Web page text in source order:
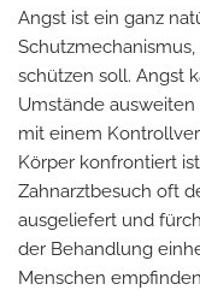
Angst ist ein ganz
schützen soll. Angst
Umstände
mit einem
Körper konfrontiert
Zahnarztbesuch oft
ausgeliefert und
der Behandlung
Menschen